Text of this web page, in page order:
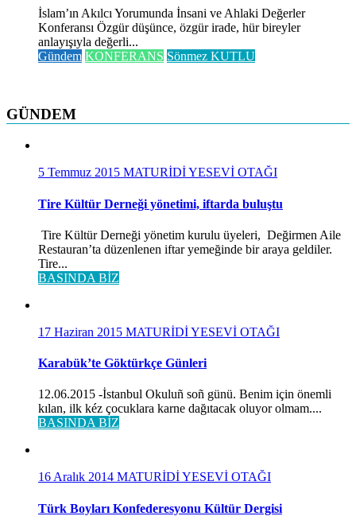
İslam’ın Akılcı Yorumunda İnsani ve Ahlaki Değerler
Konferansı Özgür düşünce, özgür irade, hür bireyler
anlayışıyla değerli...
Gündem KONFERANS Sönmez KUTLU
GÜNDEM
5 Temmuz 2015 MATURİDİ YESEVİ OTAĞI
Tire Kültür Derneği yönetimi, iftarda buluştu
Tire Kültür Derneği yönetim kurulu üyeleri, Değirmen Aile
Restauran’ta düzenlenen iftar yemeğinde bir araya geldiler.
Tire...
BASINDA BİZ
17 Haziran 2015 MATURİDİ YESEVİ OTAĞI
Karabük’te Göktürkçe Günleri
12.06.2015 -İstanbul Okuluñ soñ günü. Benim için önemli
kılan, ilk kéz çocuklara karne dağıtacak oluyor olmam....
BASINDA BİZ
16 Aralık 2014 MATURİDİ YESEVİ OTAĞI
Türk Boyları Konfederesyonu Kültür Dergisi